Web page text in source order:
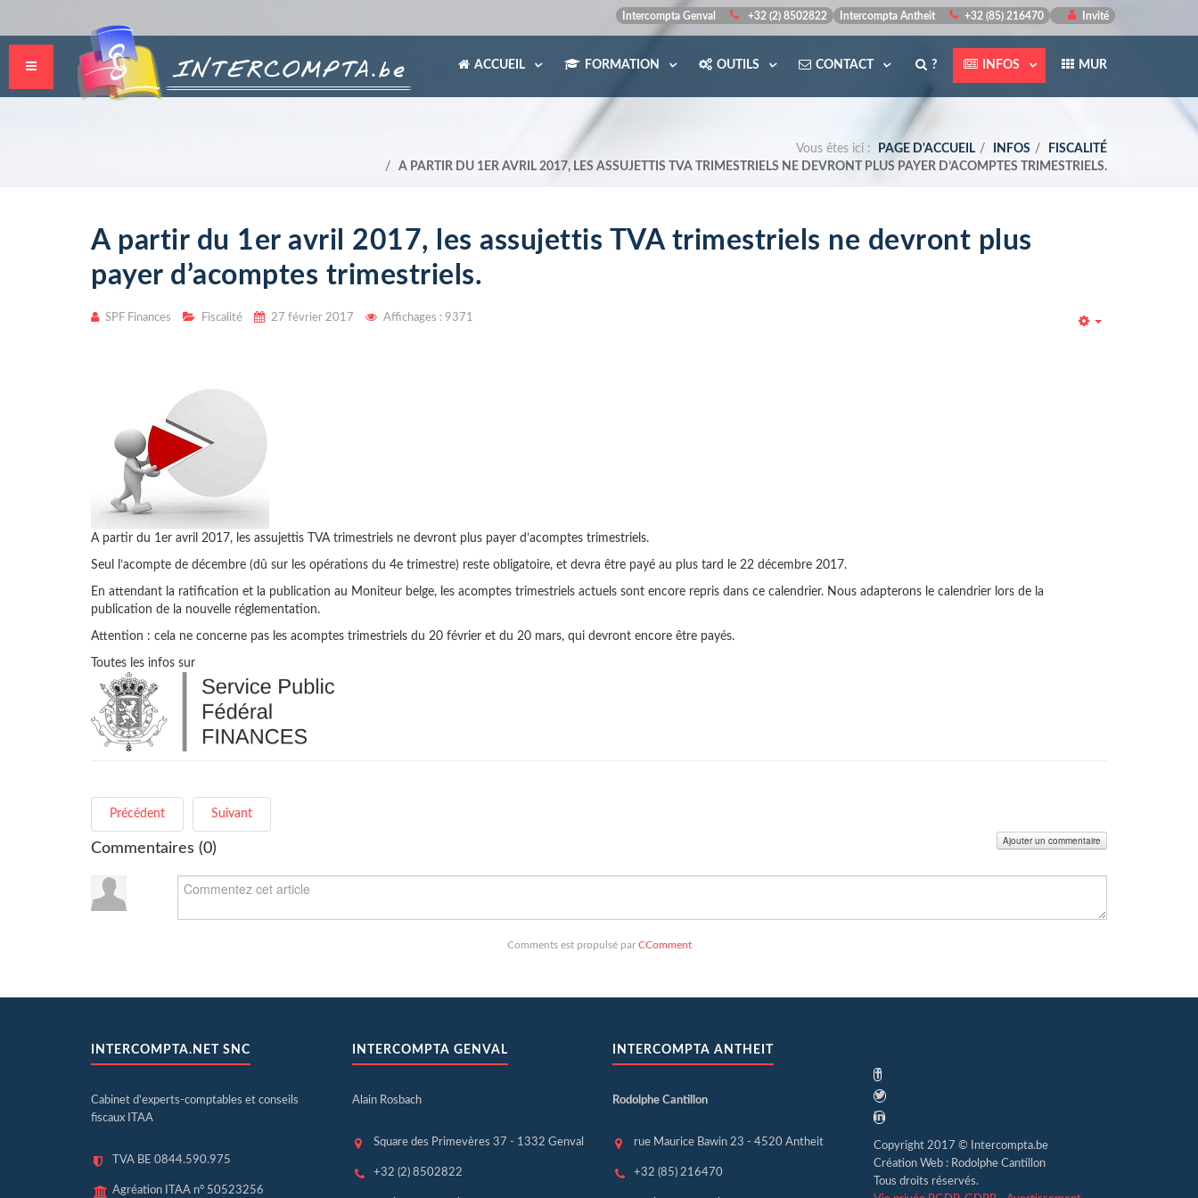
Intercompta Genval +32 (2) 8502822 Intercompta Antheit +32 (85) 216470 Invité
ACCUEIL FORMATION OUTILS CONTACT ? INFOS MUR
Vous êtes ici : PAGE D'ACCUEIL INFOS
FISCALITÉ
A PARTIR DU 1ER AVRIL 2017, LES ASSUJETTIS TVA TRIMESTRIELS NE DEVRONT PLUS PAYER D’ACOMPTES TRIMESTRIELS.
A partir du 1er avril 2017, les assujettis TVA trimestriels ne devront plus
payer d’acomptes trimestriels.
SPF Finances Fiscalité 27 février 2017 Affichages : 9371
A partir du 1er avril 2017, les assujettis TVA trimestriels ne devront plus payer d’acomptes trimestriels.
Seul l’acompte de décembre (dû sur les opérations du 4e trimestre) reste obligatoire, et devra être payé au plus tard le 22 décembre 2017.
En attendant la ratification et la publication au Moniteur belge, les acomptes trimestriels actuels sont encore repris dans ce calendrier. Nous adapterons le calendrier lors de la
publication de la nouvelle réglementation.
Attention : cela ne concerne pas les acomptes trimestriels du 20 février et du 20 mars, qui devront encore être payés.
Toutes les infos sur
Précédent Suivant
Commentaires (0) Ajouter un commentaire
Comments est propulsé par CComment
INTERCOMPTA.NET SNC
Cabinet d'experts-comptables et conseils
fiscaux ITAA
TVA BE 0844.590.975
Agréation ITAA n° 50523256
INTERCOMPTA GENVAL
Alain Rosbach
Square des Primevères 37 - 1332 Genval
+32 (2) 8502822
INTERCOMPTA ANTHEIT
Rodolphe Cantillon
rue Maurice Bawin 23 - 4520 Antheit
+32 (85) 216470
Copyright 2017 © Intercompta.be
Création Web : Rodolphe Cantillon
Tous droits réservés.